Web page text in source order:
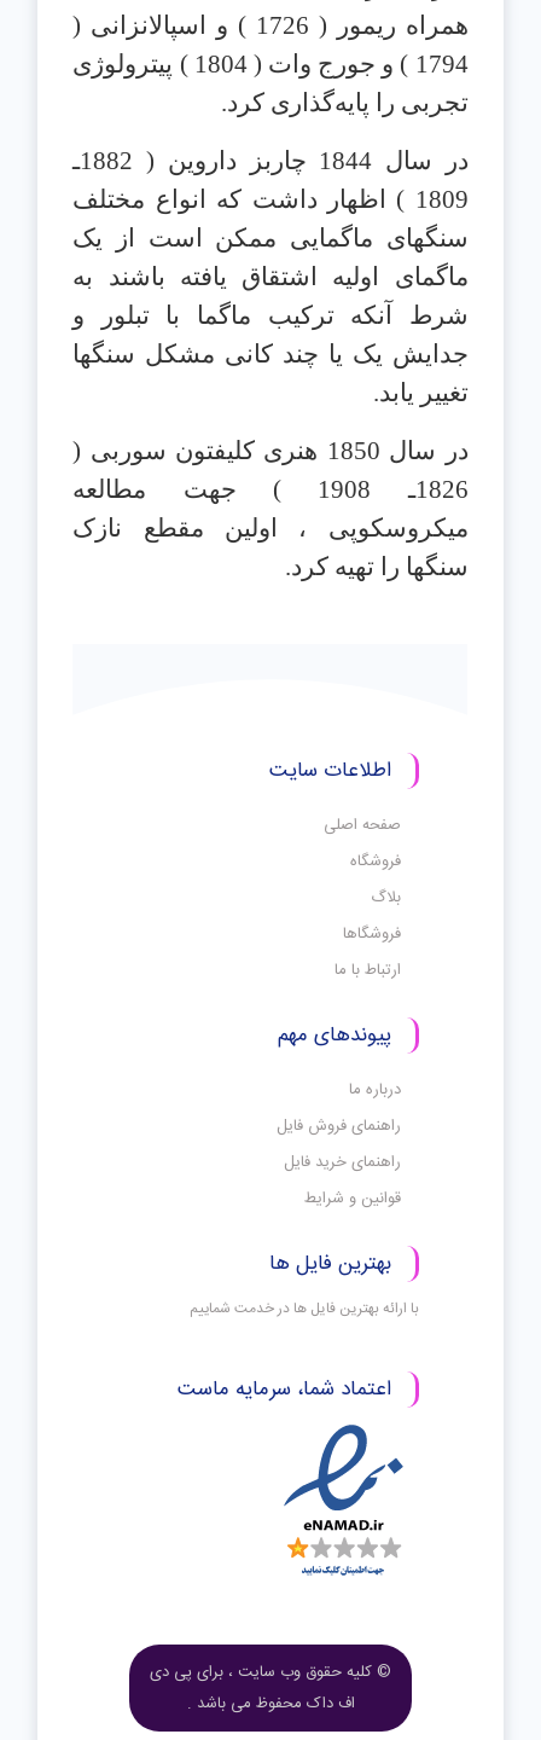
همراه ریمور ( 1726 ) و اسپالانزانی (
1794 ) و جورج وات ( 1804 ) پیترولوژی
تجربی را پایه‌گذاری کرد.
در سال 1844 چاربز داروین ( 1882ـ
1809 ) اظهار داشت که انواع مختلف
سنگهای ماگمایی ممکن است از یک
ماگمای اولیه اشتقاق یافته باشند به
شرط آنکه ترکیب ماگما با تبلور و
جدایش یک یا چند کانی مشکل سنگها
تغییر یابد.
در سال 1850 هنری کلیفتون سوربی (
1826ـ 1908 ) جهت مطالعه
میکروسکوپی ، اولین مقطع نازک
سنگها را تهیه کرد.
اطلاعات سایت
صفحه اصلی
فروشگاه
بلاگ
فروشگاها
ارتباط با ما
پیوندهای مهم
درباره ما
راهنمای فروش فایل
راهنمای خرید فایل
قوانین و شرایط
بهترین فایل ها
با ارائه بهترین فایل ها در خدمت شماییم
اعتماد شما، سرمایه ماست
© کلیه حقوق وب سایت ، برای پی دی
اف داک محفوظ می باشد .